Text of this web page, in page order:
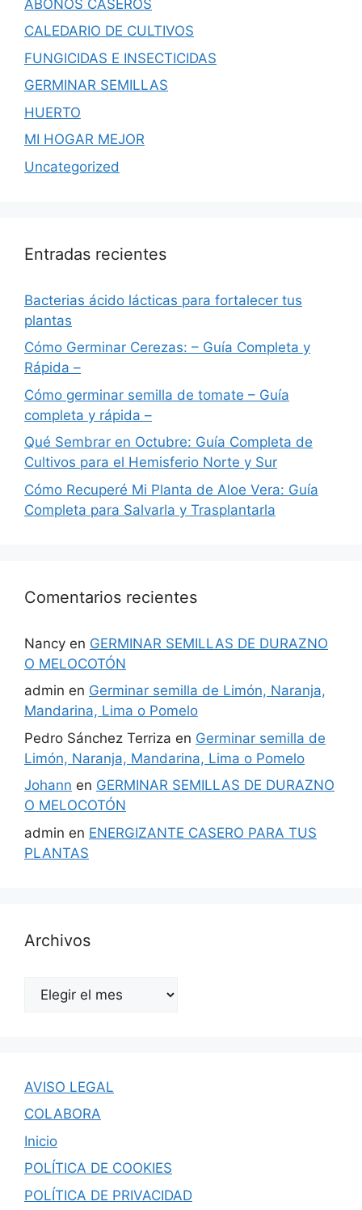
ABONOS CASEROS
CALEDARIO DE CULTIVOS
FUNGICIDAS E INSECTICIDAS
GERMINAR SEMILLAS
HUERTO
MI HOGAR MEJOR
Uncategorized
Entradas recientes
Bacterias ácido lácticas para fortalecer tus
plantas
Cómo Germinar Cerezas: – Guía Completa y
Rápida –
Cómo germinar semilla de tomate – Guía
completa y rápida –
Qué Sembrar en Octubre: Guía Completa de
Cultivos para el Hemisferio Norte y Sur
Cómo Recuperé Mi Planta de Aloe Vera: Guía
Completa para Salvarla y Trasplantarla
Comentarios recientes
Nancy en GERMINAR SEMILLAS DE DURAZNO
O MELOCOTÓN
admin en Germinar semilla de Limón, Naranja,
Mandarina, Lima o Pomelo
Pedro Sánchez Terriza en Germinar semilla de
Limón, Naranja, Mandarina, Lima o Pomelo
Johann en GERMINAR SEMILLAS DE DURAZNO
O MELOCOTÓN
admin en ENERGIZANTE CASERO PARA TUS
PLANTAS
Archivos
Archivos
AVISO LEGAL
COLABORA
Inicio
POLÍTICA DE COOKIES
POLÍTICA DE PRIVACIDAD